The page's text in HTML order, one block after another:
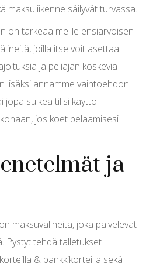
maksuliikenne säilyvät turvassa.
on tärkeää meille ensiarvoisen
joilla itse voit asettaa
ja peliajan koskevia
lisäksi annamme vaihtoehdon
jopa sulkea tilisi käyttö
jos koet pelaamisesi
ja
maksuvälineitä, joka palvelevat
Pystyt tehdä talletukset
& pankkikorteilla sekä